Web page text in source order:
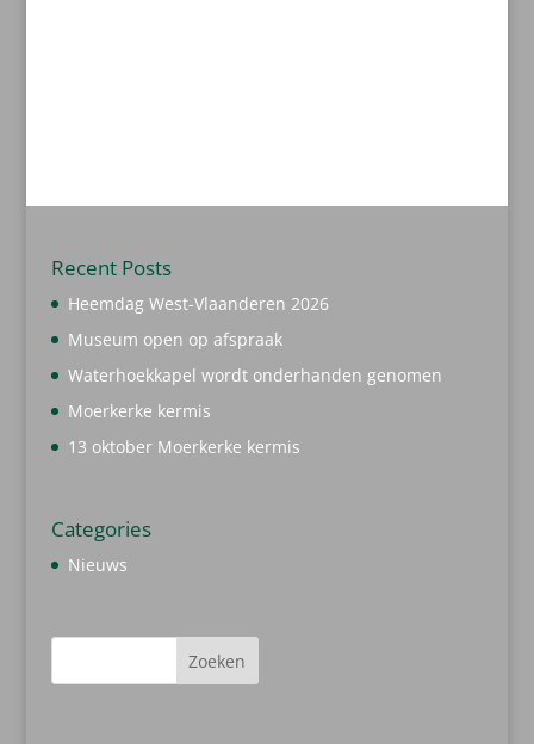
Recent Posts
Heemdag West-Vlaanderen 2026
Museum open op afspraak
Waterhoekkapel wordt onderhanden genomen
Moerkerke kermis
13 oktober Moerkerke kermis
Categories
Nieuws